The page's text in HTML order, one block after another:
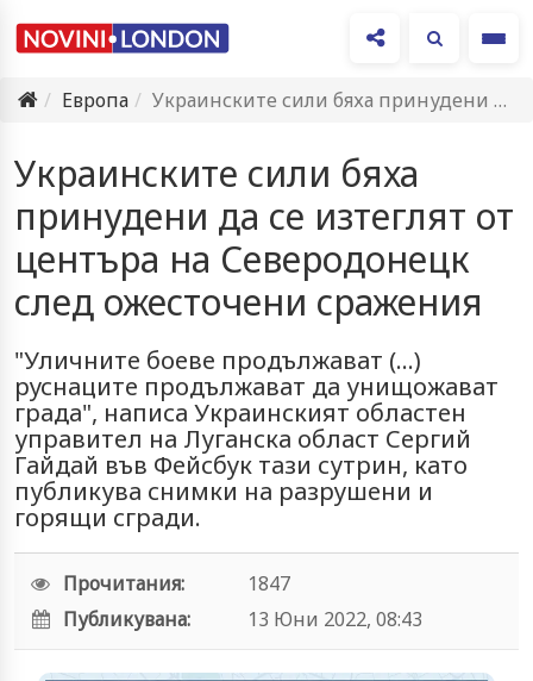
Европа
Украинските сили бяха принудени да се изтеглят от центъра на…
Украинските сили бяха
принудени да се изтеглят от
центъра на Северодонецк
след ожесточени сражения
"Уличните боеве продължават (...)
руснаците продължават да унищожават
града", написа Украинският областен
управител на Луганска област Сергий
Гайдай във Фейсбук тази сутрин, като
публикува снимки на разрушени и
горящи сгради.
Прочитания:
1847
Публикувана:
13 Юни 2022, 08:43